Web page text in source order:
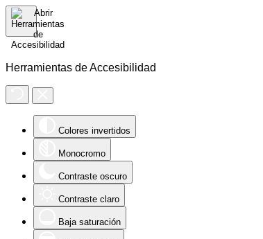
Herramientas de Accesibilidad
Colores invertidos
Monocromo
Contraste oscuro
Contraste claro
Baja saturación